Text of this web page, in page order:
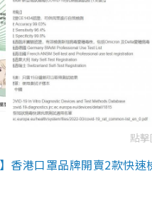
點
香港口罩品牌開賣2款快